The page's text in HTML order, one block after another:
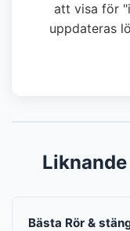
att visa för
uppdateras
Bästa Rör &